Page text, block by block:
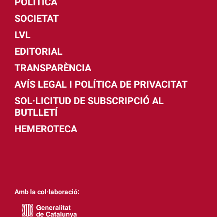
SOCIETAT
LVL
EDITORIAL
TRANSPARÈNCIA
AVÍS LEGAL I POLÍTICA DE PRIVACITAT
SOL·LICITUD DE SUBSCRIPCIÓ AL
BUTLLETÍ
HEMEROTECA
Amb la col·laboració: